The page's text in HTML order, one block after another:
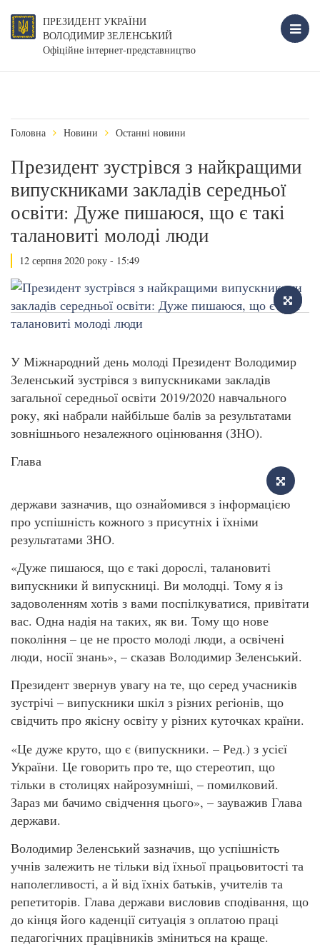
ПРЕЗИДЕНТ УКРАЇНИ
ВОЛОДИМИР ЗЕЛЕНСЬКИЙ
Офіційне інтернет-представництво
Головна Новини Останні новини
Президент зустрівся з найкращими
випускниками закладів середньої
освіти: Дуже пишаюся, що є такі
талановиті молоді люди
12 серпня 2020 року - 15:49
У Міжнародний день молоді Президент Володимир
Зеленський зустрівся з випускниками закладів
загальної середньої освіти 2019/2020 навчального
року, які набрали найбільше балів за результатами
зовнішнього незалежного оцінювання (ЗНО).
Глава
держави зазначив, що ознайомився з інформацією
про успішність кожного з присутніх і їхніми
результатами ЗНО.
«Дуже пишаюся, що є такі дорослі, талановиті
випускники й випускниці. Ви молодці. Тому я із
задоволенням хотів з вами поспілкуватися, привітати
вас. Одна надія на таких, як ви. Тому що нове
покоління – це не просто молоді люди, а освічені
люди, носії знань», – сказав Володимир Зеленський.
Президент звернув увагу на те, що серед учасників
зустрічі – випускники шкіл з різних регіонів, що
свідчить про якісну освіту у різних куточках країни.
«Це дуже круто, що є (випускники. – Ред.) з усієї
України. Це говорить про те, що стереотип, що
тільки в столицях найрозумніші, – помилковий.
Зараз ми бачимо свідчення цього», – зауважив Глава
держави.
Володимир Зеленський зазначив, що успішність
учнів залежить не тільки від їхньої працьовитості та
наполегливості, а й від їхніх батьків, учителів та
репетиторів. Глава держави висловив сподівання, що
до кінця його каденції ситуація з оплатою праці
педагогічних працівників зміниться на краще.